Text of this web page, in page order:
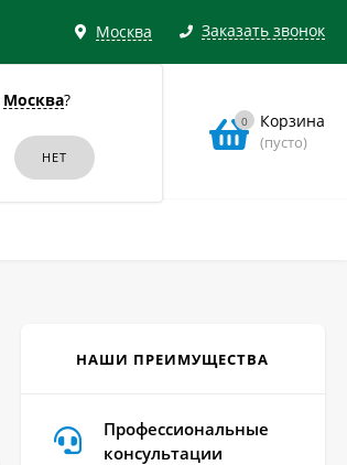
Москва
Москва?
Заказать звонок
0 Корзина
(пусто)
НАШИ ПРЕИМУЩЕСТВА
Профессиональные
консультации